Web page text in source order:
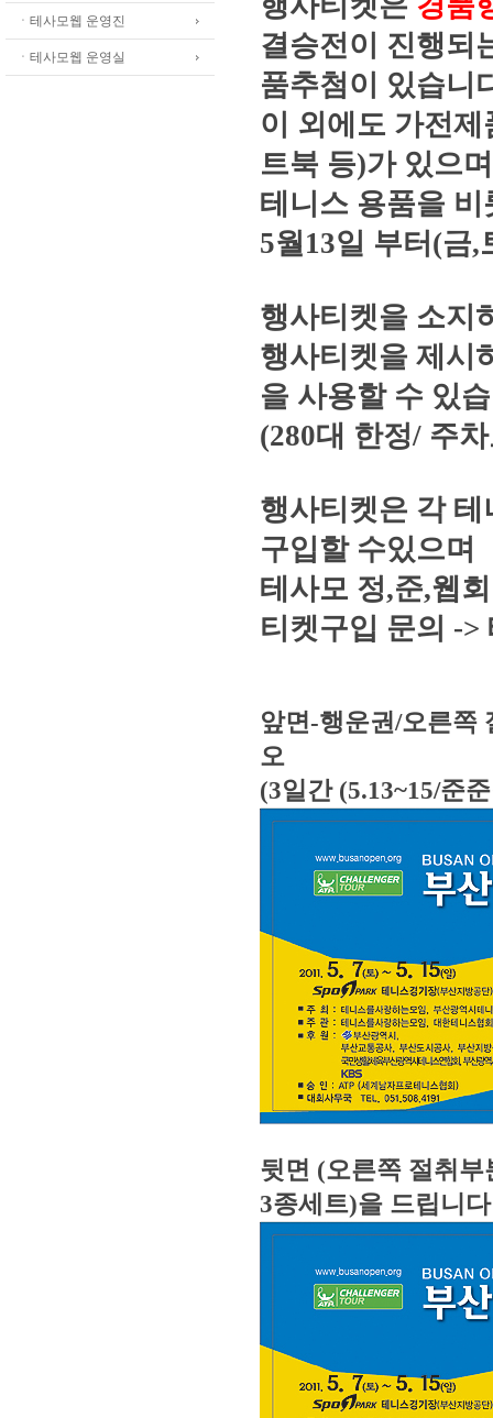
ㆍ테사모웹 운영진
ㆍ테사모웹 운영실
결승전이 진행되
품추첨이 있습니
이 외에도 가전
트북 등)가 있으며
테니스 용품을
5월13일 부터(금
행사티켓을 소지
행사티켓을 제시
을 사용할 수 있
(280대 한정/ 주
행사티켓은 각
구입할 수있으며
테사모 정,준,웹
티켓구입 문의 ->
앞면-행운권/오른쪽
오
(3일간 (5.13~15/준
뒷면 (오른쪽 절취
3종세트)을 드립니다